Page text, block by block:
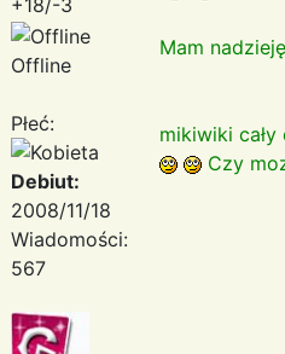
Offline
Płeć:
Debiut:
2008/11/18
Wiadomości:
567
Mam
mikiwiki cały
Czy